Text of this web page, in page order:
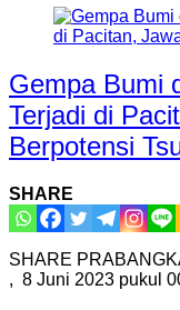
Gempa Bumi
Terjadi di
Berpotensi
SHARE
SHARE
, 8 Juni 2023 pukul